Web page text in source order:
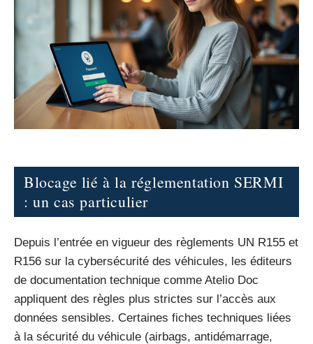
Blocage lié à la réglementation SERMI
: un cas particulier
Depuis l’entrée en vigueur des règlements UN R155 et
R156 sur la cybersécurité des véhicules, les éditeurs
de documentation technique comme Atelio Doc
appliquent des règles plus strictes sur l’accès aux
données sensibles. Certaines fiches techniques liées
à la sécurité du véhicule (airbags, antidémarrage,